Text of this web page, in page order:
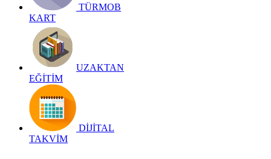
TÜRMOB
KART
UZAKTAN
EĞİTİM
DİJİTAL
TAKVİM